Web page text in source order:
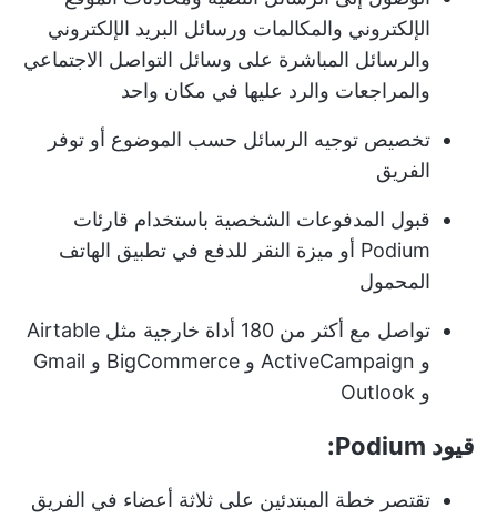
الإلكتروني والمكالمات ورسائل البريد الإلكتروني
والرسائل المباشرة على وسائل التواصل الاجتماعي
والمراجعات والرد عليها في مكان واحد
تخصيص توجيه الرسائل حسب الموضوع أو توفر
الفريق
قبول المدفوعات الشخصية باستخدام قارئات
Podium أو ميزة النقر للدفع في تطبيق الهاتف
المحمول
تواصل مع أكثر من 180 أداة خارجية مثل Airtable
و ActiveCampaign و BigCommerce و Gmail
و Outlook
قيود Podium:
تقتصر خطة المبتدئين على ثلاثة أعضاء في الفريق